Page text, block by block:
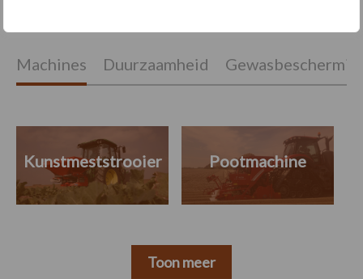
Machines Duurzaamheid
Kunstmeststrooier Pootmachine
Toon meer